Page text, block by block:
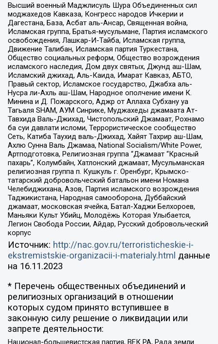
Высший военный Маджлисуль Шура Объединенных сил
моджахедов Кавказа, Конгресс народов Ичкерии и
Дагестана, База, Асбат аль-Ансар, Священная война,
Исламская группа, Братья-мусульмане, Партия исламского
освобождения, Лашкар-И-Тайба, Исламская группа,
Движение Талибан, Исламская партия Туркестана,
Общество социальных реформ, Общество возрождения
исламского наследия, Дом двух святых, Джунд аш-Шам,
Исламский джихад, Аль-Каида, Имарат Кавказ, АБТО,
Правый сектор, Исламское государство, Джабха аль-
Нусра ли-Ахль аш-Шам, Народное ополчение имени К.
Минина и Д. Пожарского, Аджр от Аллаха Субхану уа
Тагьаля SHAM, АУМ Синрике, Муджахеды джамаата Ат-
Тавхида Валь-Джихад, Чистопольский Джамаат, Рохнамо
ба суи давлати исломи, Террористическое сообщество
Сеть, Катиба Таухид валь-Джихад, Хайят Тахрир аш-Шам,
Ахлю Сунна Валь Джамаа, National Socialism/White Power,
Артподготовка, Религиозная группа “Джамаат “Красный
пахарь”, Колумбайн, Хатлонский джамаат, Мусульманская
религиозная группа п. Кушкуль г. Оренбург, Крымско-
татарский добровольческий батальон имени Номана
Челебиджихана, Азов, Партия исламского возрождения
Таджикистана, Народная самооборона, Дуббайский
джамаат, московская ячейка, Батал-Хаджи Белхороев,
Маньяки Культ Убийц, Молодёжь Которая Улыбается,
Легион Свобода России, Айдар, Русский добровольческий
корпус
Источник: http://nac.gov.ru/terroristicheskie-i-
ekstremistskie-organizacii-i-materialy.html данные
на 16.11.2023
* Перечень общественных объединений и
религиозных организаций в отношении
которых судом принято вступившее в
законную силу решение о ликвидации или
запрете деятельности:
Национал-большевистская партия, ВЕК РА, Рада земли